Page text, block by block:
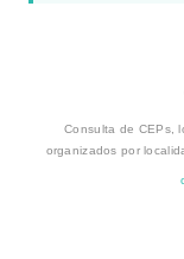
Consulta de CEPs,
organizados por